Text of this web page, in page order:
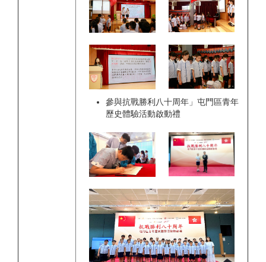
參與抗戰勝利八十周年」屯門區青年
歷史體驗活動啟動禮